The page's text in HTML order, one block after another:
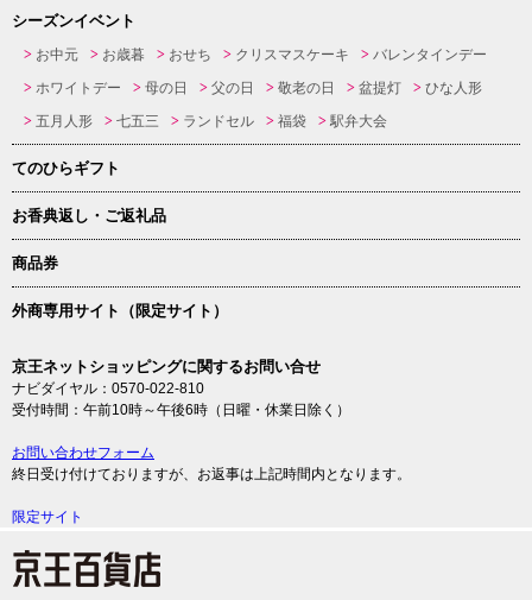
シーズンイベント
お中元 お歳暮 おせち クリスマスケーキ
バレンタインデー
ホワイトデー
母の日 父の日 敬老の日 盆提灯
ひな人形
五月人形
七五三 ランドセル 福袋 駅弁大会
てのひらギフト
お香典返し・ご返礼品
商品券
外商専用サイト（限定サイト）
京王ネットショッピングに関するお問い合せ
ナビダイヤル：0570-022-810
受付時間：午前10時～午後6時（日曜・休業日除く）
お問い合わせフォーム
終日受け付けておりますが、お返事は上記時間内となります。
限定サイト